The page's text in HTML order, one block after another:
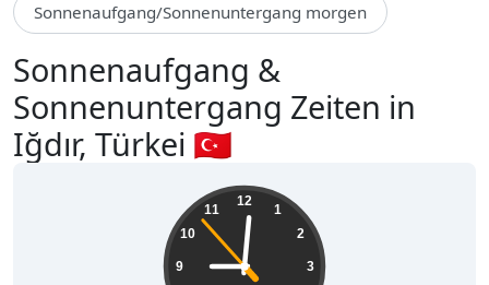
Sonnenaufgang/Sonnenuntergang morgen
Sonnenaufgang &
Sonnenuntergang Zeiten in
Iğdır, Türkei 🇹🇷
12
1
2
3
9
10
11